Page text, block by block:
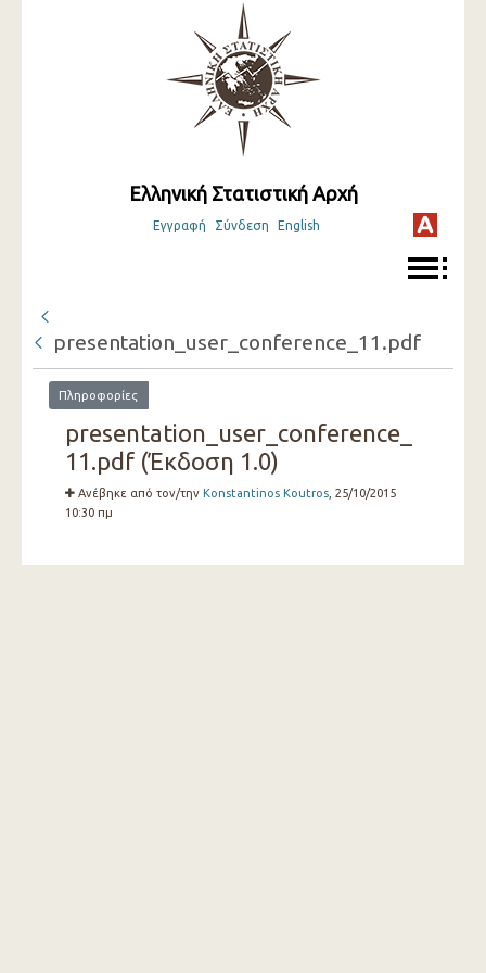
Ελληνική Στατιστική Αρχή
Εγγραφή Σύνδεση English
presentation_user_conference_11.pdf
Πληροφορίες
presentation_user_conference_
11.pdf (Έκδοση 1.0)
Ανέβηκε από τον/την Konstantinos Koutros, 25/10/2015
10:30 πμ